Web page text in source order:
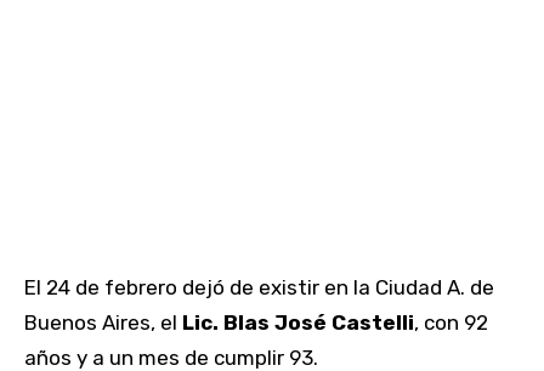
El 24 de febrero dejó de existir en la Ciudad A. de
Buenos Aires, el Lic. Blas José Castelli, con 92
años y a un mes de cumplir 93.